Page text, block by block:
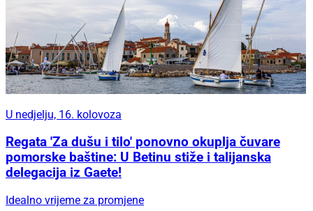
U nedjelju, 16. kolovoza
Regata 'Za dušu i tilo' ponovno okuplja čuvare
pomorske baštine: U Betinu stiže i talijanska
delegacija iz Gaete!
Idealno vrijeme za promjene